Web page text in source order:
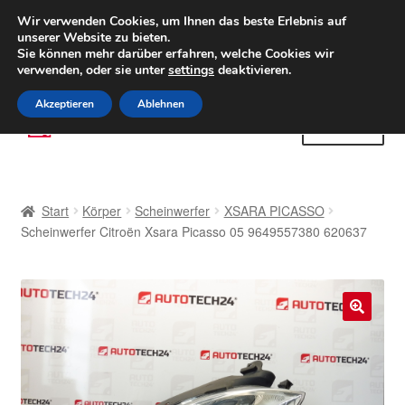
LIEFERUNG ab 6 EUR
Weltweiter Versand
(800) 500 564Mo-Fr 9-16 Uhr
Zur
Navigation
Zum
Inhalt
AGB
Datenschutz-Bestimmungen
Start Körper Scheinwerfer
XSARA PICASSO
Scheinwerfer Citroën Xsara Picasso 05 9649557380 620637
Wir verwenden Cookies, um Ihnen das beste Erlebnis auf
unserer Website zu bieten.
Sie können mehr darüber erfahren, welche Cookies wir
verwenden, oder sie untersettings deaktivieren.
Akzeptieren Ablehnen